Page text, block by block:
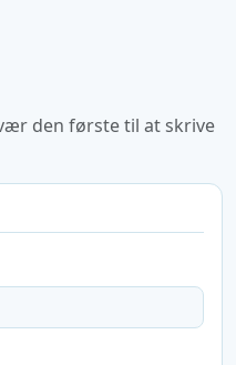
den første til at skrive